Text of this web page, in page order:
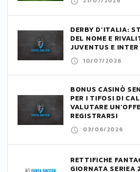
DERBY D’ITALIA:
DEL NOME E
JUVENTUS E INTER
10/07/2026
BONUS CASINÒ
PER I TIFOSI DI
VALUTARE
REGISTRARSI
03/06/2026
RETTIFICHE
GIORNATA